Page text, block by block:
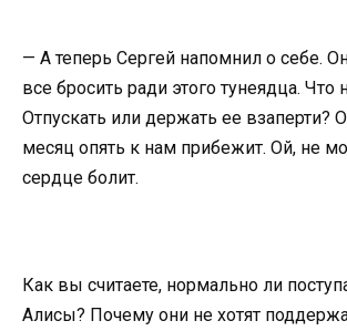
— А теперь Сергей напомнил о себе.
все бросить ради этого тунеядца. Что
Отпускать или держать ее взаперти?
месяц опять к нам прибежит. Ой, не
сердце болит.
Как вы считаете, нормально ли
Алисы? Почему они не хотят